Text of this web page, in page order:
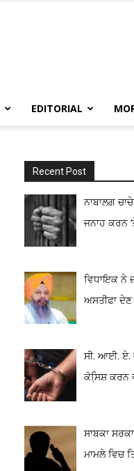
EDITORIAL
Recent Post
ਨਾਬਾਲਗ
ਜਨਾਹ ਕਰਨ
ਵਿਧਾਇਕ ਨੇ
ਅਸਤੀਫਾ
ਸੀ. ਆਈ. ਏ.
ਕੋਸਿ਼ਸ਼ ਕਰਨ
ਸਾਬਕਾ
ਮਾਮਲੇ ਵਿਚ